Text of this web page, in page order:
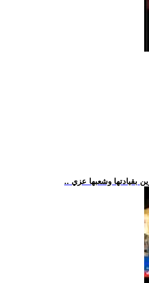
بقيادتها وشعبها عزي